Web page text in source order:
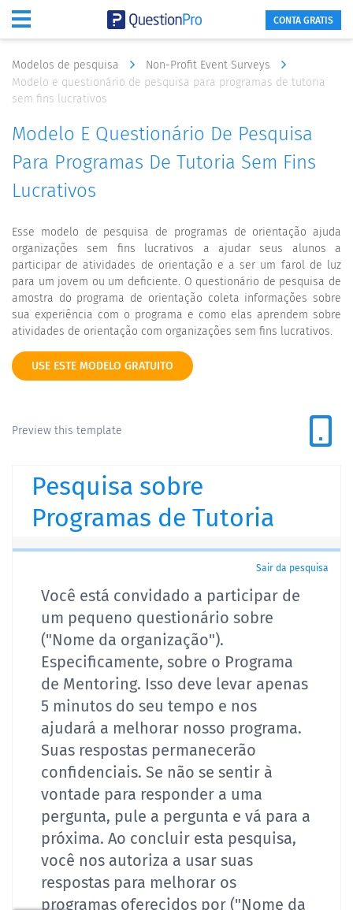
CONTA GRATIS
Modelos de pesquisa
Non-Profit Event Surveys
Modelo e questionário de pesquisa para programas de tutoria
sem fins lucrativos
Modelo E Questionário De Pesquisa
Para Programas De Tutoria Sem Fins
Lucrativos
Esse modelo de pesquisa de programas de orientação ajuda
organizações sem fins lucrativos a ajudar seus alunos a
participar de atividades de orientação e a ser um farol de luz
para um jovem ou um deficiente. O questionário de pesquisa de
amostra do programa de orientação coleta informações sobre
sua experiência com o programa e como elas aprendem sobre
atividades de orientação com organizações sem fins lucrativos.
USE ESTE MODELO GRATUITO
Preview this template